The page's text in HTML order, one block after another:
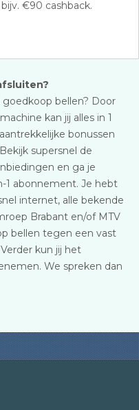
€90 cashback.
bellen? Door
kan jij alles in 1
bonussen
supersnel de
en ga je
1 abonnement. Je hebt
internet, alle bekende
Brabant en/of MTV
bellen tegen een vast
kun jij het
We spreken dan